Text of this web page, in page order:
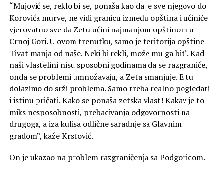
“Mujović se, reklo bi se, ponaša kao da je sve njegovo do
Korovića murve, ne vidi granicu između opština i učiniće
vjerovatno sve da Zetu učini najmanjom opštinom u
Crnoj Gori. U ovom trenutku, samo je teritorija opštine
Tivat manja od naše. Neki bi rekli, može mu ga bit‘. Kad
naši vlastelini nisu sposobni godinama da se razgraniče,
onda se problemi umnožavaju, a Zeta smanjuje. E tu
dolazimo do srži problema. Samo treba realno pogledati
i istinu pričati. Kako se ponaša zetska vlast! Kakav je to
miks nesposobnosti, prebacivanja odgovornosti na
drugoga, a iza kulisa odlične saradnje sa Glavnim
gradom”, kaže Krstović.
On je ukazao na problem razgraničenja sa Podgoricom.